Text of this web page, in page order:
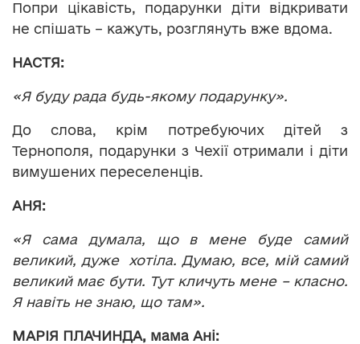
Попри цікавість, подарунки діти відкривати
не спішать – кажуть, розглянуть вже вдома.
НАСТЯ:
«Я буду рада будь-якому подарунку».
До слова, крім потребуючих дітей з
Тернополя, подарунки з Чехії отримали і діти
вимушених переселенців.
АНЯ:
«Я сама думала, що в мене буде самий
великий, дуже хотіла. Думаю, все, мій самий
великий має бути. Тут кличуть мене – класно.
Я навіть не знаю, що там».
МАРІЯ ПЛАЧИНДА, мама Ані: